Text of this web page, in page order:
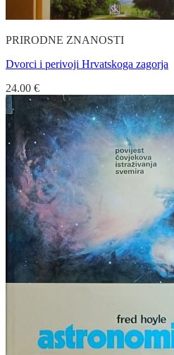
PRIRODNE ZNANOSTI
Dvorci i perivoji Hrvatskoga zagorja
24.00 €